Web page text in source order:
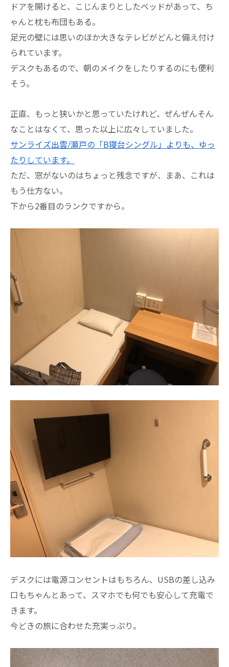
ドアを開けると、こじんまりとしたベッドがあって、ち
ゃんと枕も布団もある。
足元の壁には思いのほか大きなテレビがどんと備え付け
られています。
デスクもあるので、朝のメイクをしたりするのにも便利
そう。
正直、もっと狭いかと思っていたけれど、ぜんぜんそん
なことはなくて、思った以上に広々していました。
サンライズ出雲/瀬戸の「B寝台シングル」よりも、ゆっ
たりしています。
ただ、窓がないのはちょっと残念ですが、まあ、これは
もう仕方ない。
下から2番目のランクですから。
デスクには電源コンセントはもちろん、USBの差し込み
口もちゃんとあって、スマホでも何でも安心して充電で
きます。
今どきの旅に合わせた充実っぷり。